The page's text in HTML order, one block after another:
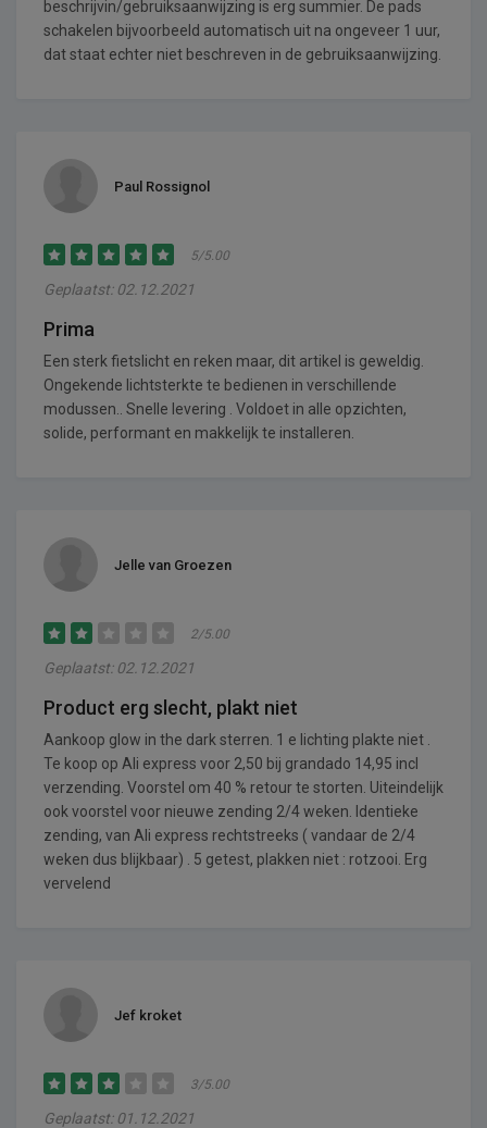
beschrijvin/gebruiksaanwijzing is erg summier. De pads
schakelen bijvoorbeeld automatisch uit na ongeveer 1 uur,
dat staat echter niet beschreven in de gebruiksaanwijzing.
Paul Rossignol
5/5.00
Geplaatst: 02.12.2021
Prima
Een sterk fietslicht en reken maar, dit artikel is geweldig.
Ongekende lichtsterkte te bedienen in verschillende
modussen.. Snelle levering . Voldoet in alle opzichten,
solide, performant en makkelijk te installeren.
Jelle van Groezen
2/5.00
Geplaatst: 02.12.2021
Product erg slecht, plakt niet
Aankoop glow in the dark sterren. 1 e lichting plakte niet .
Te koop op Ali express voor 2,50 bij grandado 14,95 incl
verzending. Voorstel om 40 % retour te storten. Uiteindelijk
ook voorstel voor nieuwe zending 2/4 weken. Identieke
zending, van Ali express rechtstreeks ( vandaar de 2/4
weken dus blijkbaar) . 5 getest, plakken niet : rotzooi. Erg
vervelend
Jef kroket
3/5.00
Geplaatst: 01.12.2021